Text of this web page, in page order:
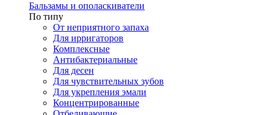
Бальзамы и ополаскиватели
По типу
От неприятного запаха
Для ирригаторов
Комплексные
Антибактериальные
Для десен
Для чувствительных зубов
Для укрепления эмали
Концентрированные